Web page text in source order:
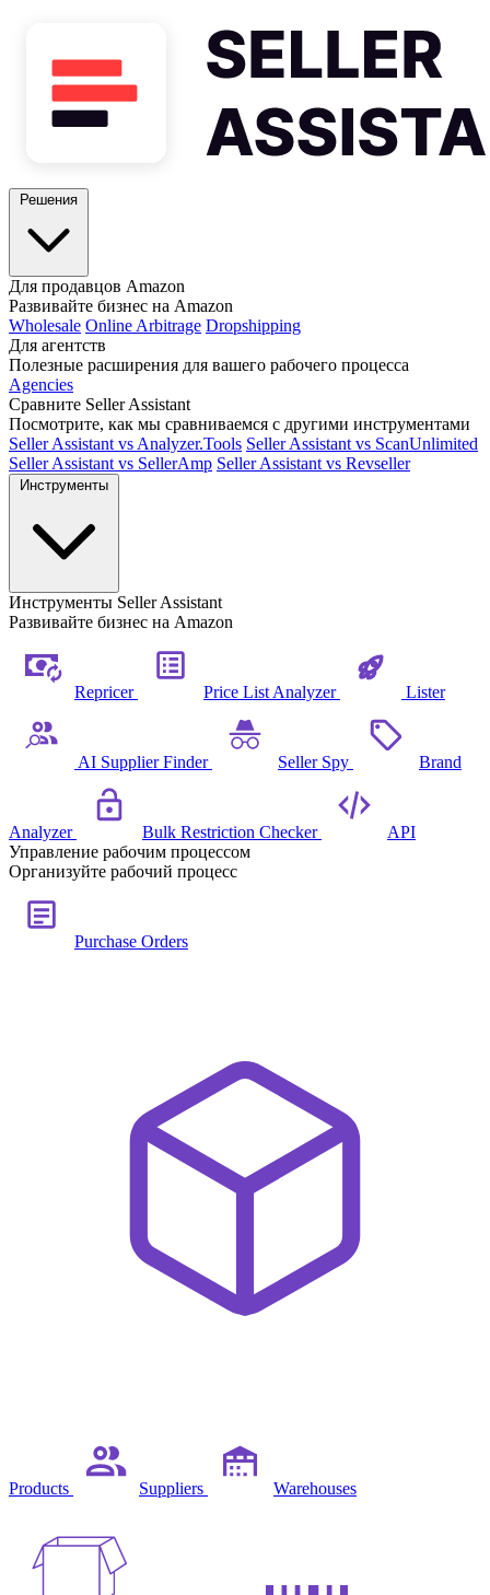
Для продавцов Amazon
Развивайте бизнес на Amazon
Wholesale Online Arbitrage Dropshipping
Для агентств
Полезные расширения для вашего рабочего процесса
Agencies
Сравните Seller Assistant
Посмотрите, как мы сравниваемся с другими инструментами
Seller Assistant vs Analyzer.Tools Seller Assistant vs ScanUnlimited
Seller Assistant vs SellerAmp Seller Assistant vs Revseller
Инструменты Seller Assistant
Развивайте бизнес на Amazon
Repricer Price List Analyzer Lister
AI Supplier Finder Seller Spy Brand
Analyzer Bulk Restriction Checker
API
Управление рабочим процессом
Организуйте рабочий процесс
Purchase Orders
Products Suppliers Warehouses